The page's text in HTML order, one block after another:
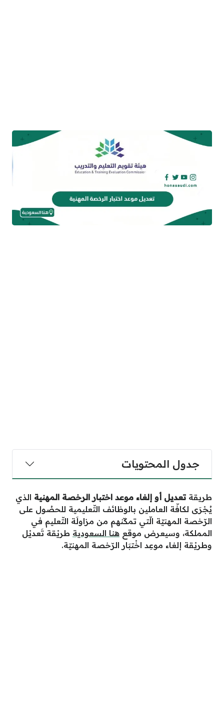
جدول المحتويات
طريقةتعديل أو إلغاء موعد اختبار الرخصة المهنية الذي
يُجْرَى لكافّة العاملين بالوظائف التّعليمية للحصُول على
الرّخصة المهنيّة الّتي تمكّنهم من مزاولَة التّعليم في
المملكة، وسيعرض موقع هنا السعودية طريْقة تَعديْل
وطريْقة إلغاء موعِد اخْتبَار الرّخصة المهنيّة.